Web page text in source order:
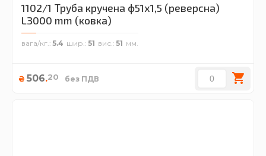
1102/1 Труба кручена ф51х1,5 (реверсна)
L3000 mm (ковка)
вага/кг. 5.4 шир. 51 вис. 51
₴ 506.20 без ПДВ